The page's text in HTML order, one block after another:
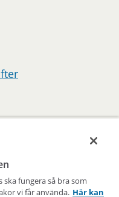
fungera så bra som
vi får använda. Här kan